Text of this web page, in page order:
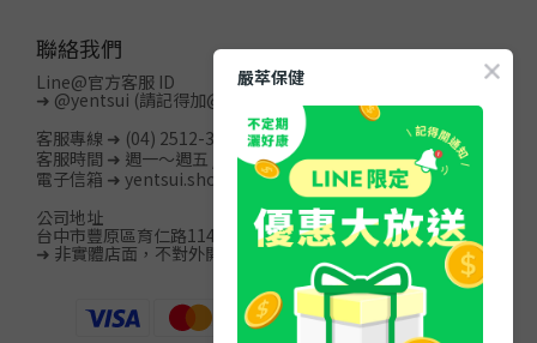
聯絡我們
Line@官方客服 ID
➜ @yentsui (請記得加@)
客服專線 ➜ (04) 2512-3996
客服時間 ➜ 週一～週五 / 08:00-20:00
電子信箱 ➜ yentsui.shop@gmail.com
公司地址
台中市豐原區育仁路114巷15號13樓之2
➜ 非實體店面，不對外開放
嚴萃保健